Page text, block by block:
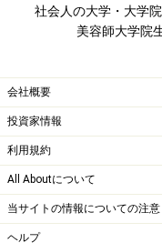
社会人の大学・大学院
美容師大学院
会社概要
投資家情報
利用規約
All Aboutについて
当サイトの情報についての注意
ヘルプ